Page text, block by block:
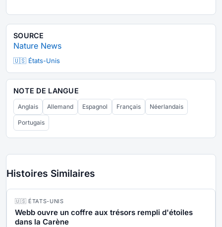
SOURCE
Nature News
🇺🇸 États-Unis
NOTE DE LANGUE
Anglais Allemand Espagnol Français Néerlandais
Portugais
Histoires Similaires
🇺🇸 ÉTATS-UNIS
Webb ouvre un coffre aux trésors rempli d'étoiles
dans la Carène